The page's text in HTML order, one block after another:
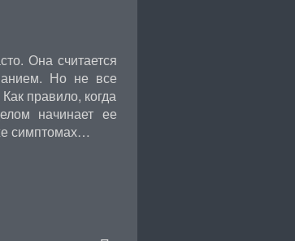
Она считается
Но не все
правило, когда
начинает ее
симптомах…